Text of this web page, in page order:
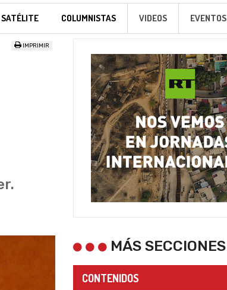
SATÉLITE COLUMNISTAS VIDEOS EVENTOS
IMPRIMIR
MÁS SECCIONES
CONTENIDOS